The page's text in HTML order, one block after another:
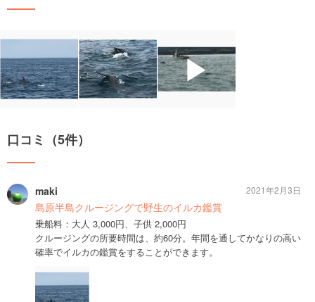
▶
口コミ（5件）
maki
島原半島クルージングで野生のイルカ鑑賞
乗船料：大人 3,000円、子供 2,000円
クルージングの所要時間は、約60分。年間を通してかなりの高い
確率でイルカの鑑賞をすることができます。
2021年2月3日